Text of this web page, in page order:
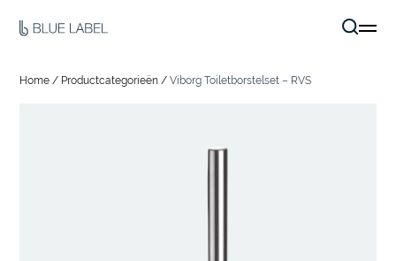
Home / Productcategorieën /Viborg Toiletborstelset – RVS